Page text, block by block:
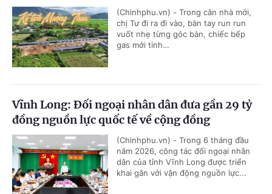
(Chinhphu.vn) - Trong căn nhà mới,
chị Tư đi ra đi vào, bàn tay run run
vuốt nhẹ từng góc bàn, chiếc bếp
gas mới tinh…
Vĩnh Long: Đối ngoại nhân dân đưa gần 29 tỷ
đồng nguồn lực quốc tế về cộng đồng
(Chinhphu.vn) - Trong 6 tháng đầu
năm 2026, công tác đối ngoại nhân
dân của tỉnh Vĩnh Long được triển
khai gắn với vận động nguồn lực...